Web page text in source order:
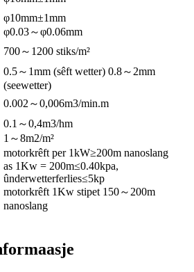
φ10mm±1mm
φ0.03～φ0.06mm
700～ 1200 stiks/m²
0.5～ 1mm (sêft wetter) 0.8～ 2mm
(seewetter)
0.002 ～0,006m3/min.m
0.1 ～0,4m3/hm
1 ～8m2/m²
motorkrêft per 1kW≥200m nanoslang
as 1Kw = 200m≤0.40kpa,
ûnderwetterferlies≤5kp
motorkrêft 1Kw stipet 150～ 200m
nanoslang